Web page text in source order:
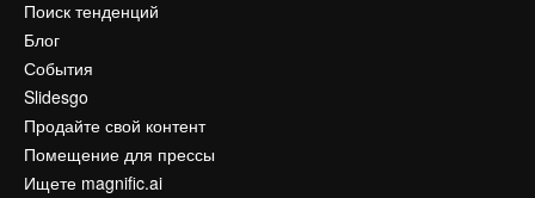
Поиск тенденций
Блог
События
Slidesgo
Продайте свой контент
Помещение для прессы
Ищете magnific.ai